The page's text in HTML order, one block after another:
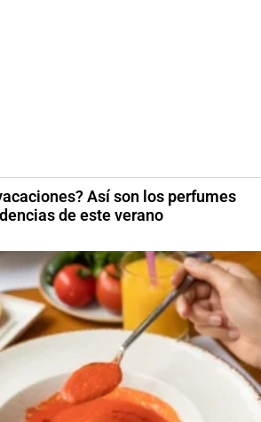
Así son los perfumes
de este verano